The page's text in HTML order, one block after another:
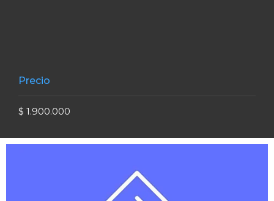
Precio
$ 1.900.000